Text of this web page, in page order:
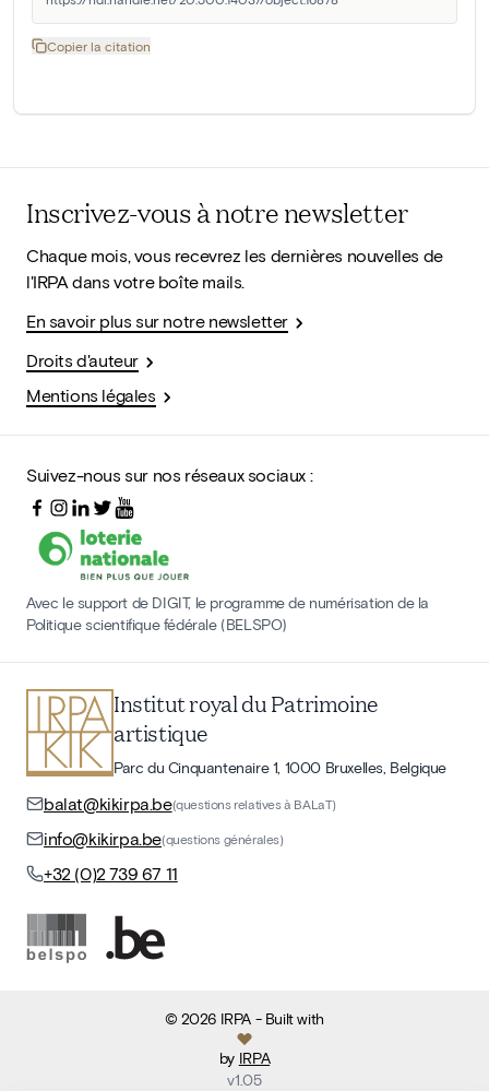
Copier la citation
Inscrivez-vous à notre newsletter
Chaque mois, vous recevrez les dernières nouvelles de
l'IRPA dans votre boîte mails.
En savoir plus sur notre newsletter
Droits d'auteur
Mentions légales
Suivez-nous sur nos réseaux sociaux :
Avec le support de DIGIT, le programme de numérisation de la
Politique scientifique fédérale (BELSPO)
Institut royal du Patrimoine
artistique
Parc du Cinquantenaire 1, 1000 Bruxelles, Belgique
balat@kikirpa.be(questions relatives à BALaT)
info@kikirpa.be(questions générales)
+32 (0)2 739 67 11
©2026 IRPA- Built with
by IRPA
v1.05